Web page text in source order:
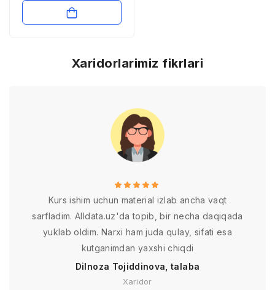
Xaridorlarimiz fikrlari
Kurs ishim uchun material izlab ancha vaqt
sarfladim. Alldata.uz'da topib, bir necha daqiqada
yuklab oldim. Narxi ham juda qulay, sifati esa
kutganimdan yaxshi chiqdi
Dilnoza Tojiddinova, talaba
Xaridor